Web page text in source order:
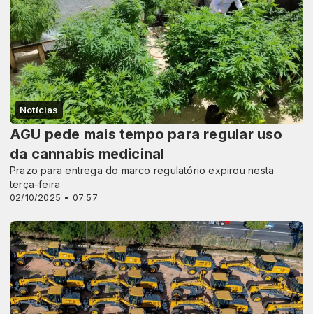
Notícias
02/10/2025 • 07:57
AGU pede mais tempo para regular uso
da cannabis medicinal
Prazo para entrega do marco regulatório expirou nesta
terça-feira